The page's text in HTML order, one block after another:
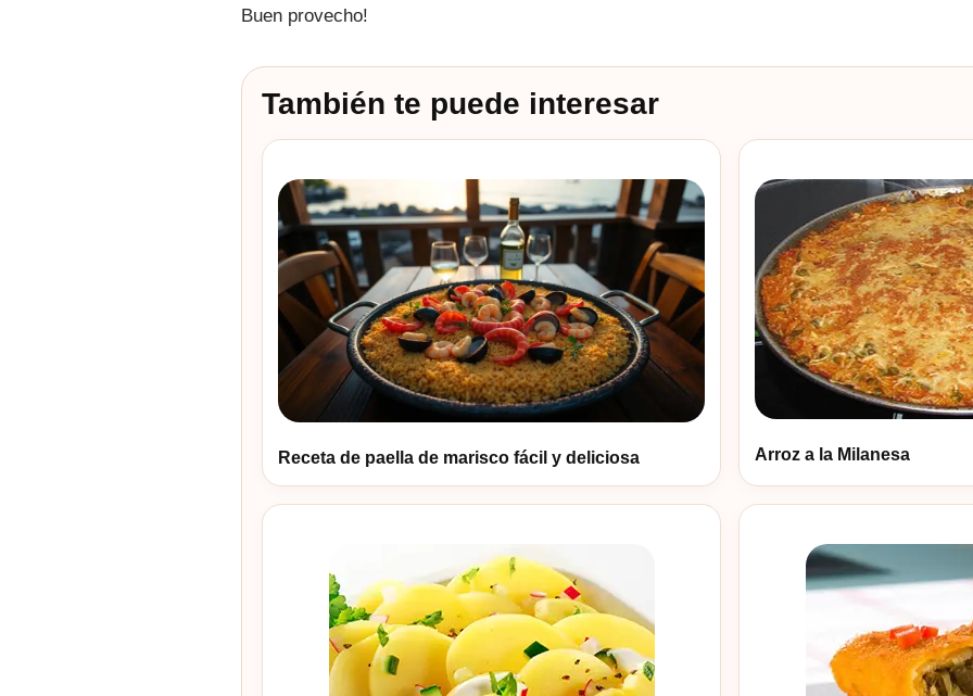
Buen provecho!
También te puede interesar
Receta de paella de marisco fácil y deliciosa Arroz a la Milanesa